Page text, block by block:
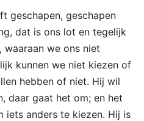
geschapen, geschapen
dat is ons lot en tegelijk
we ons niet
kunnen we niet kiezen of
hebben of niet. Hij wil
daar gaat het om; en het
iets anders te kiezen. Hij is